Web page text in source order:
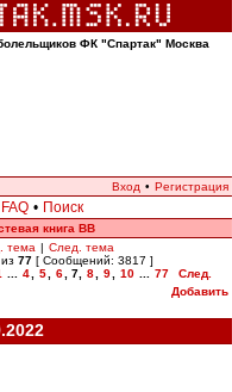
ФК "Спартак" Москва
Вход • Регистрация
FAQ • Поиск
книга ВВ
тема | След. тема
из 77 [ Сообщений: 3817 ]
4 5 6 7 8 9 10 77
След.
Добавить